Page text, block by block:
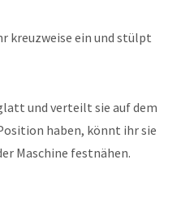
kreuzweise ein und stülpt
und verteilt sie auf dem
haben, könnt ihr sie
Maschine festnähen.